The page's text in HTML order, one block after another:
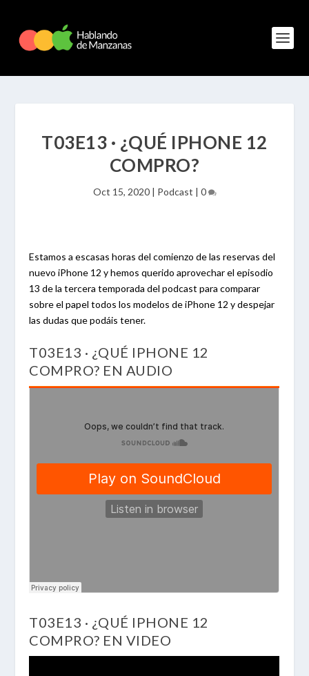
T03E13 · ¿QUÉ IPHONE 12
COMPRO?
Oct 15, 2020| Podcast | 0
Estamos a escasas horas del comienzo de las reservas del
nuevo iPhone 12 y hemos querido aprovechar el episodio
13 de la tercera temporada del podcast para comparar
sobre el papel todos los modelos de iPhone 12 y despejar
las dudas que podáis tener.
T03E13 · ¿QUÉ IPHONE 12
COMPRO? EN AUDIO
T03E13 · ¿QUÉ IPHONE 12
COMPRO? EN VIDEO